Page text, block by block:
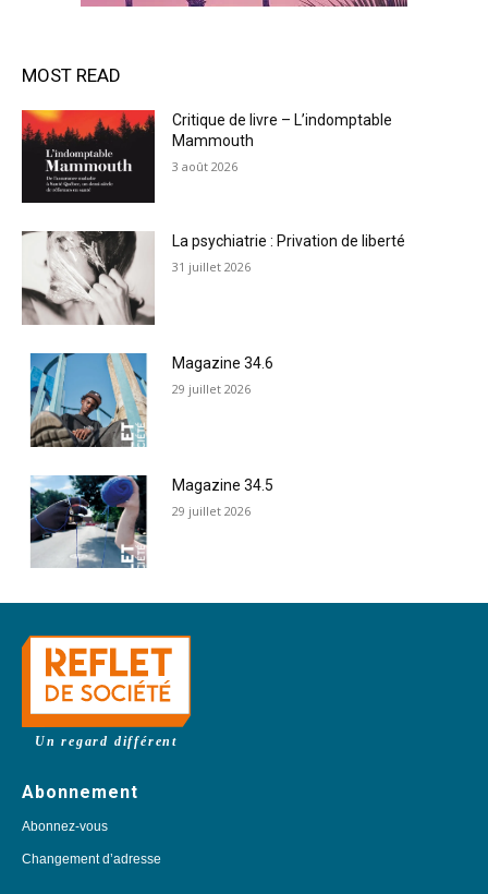
MOST READ
Critique de livre – L’indomptable
Mammouth
3 août 2026
La psychiatrie : Privation de liberté
31 juillet 2026
Magazine 34.6
29 juillet 2026
Magazine 34.5
29 juillet 2026
Un regard différent
Abonnement
Abonnez-vous
Changement d’adresse